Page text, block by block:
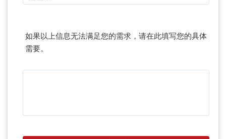
如果以上信息无法满足您的需求，请在此填写您的具体
需要。